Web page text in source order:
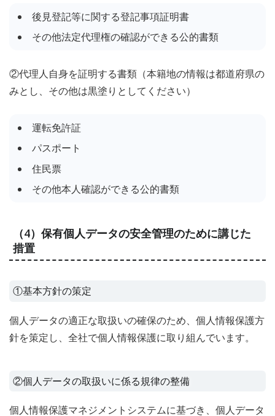
後見登記等に関する登記事項証明書
その他法定代理権の確認ができる公的書類
②代理人自身を証明する書類 （本籍地の情報は都道府県の
みとし、その他は黒塗りとしてください）
運転免許証
パスポート
住民票
その他本人確認ができる公的書類
（4）保有個人データの安全管理のために講じた
措置
①基本方針の策定
個人データの適正な取扱いの確保のため、個人情報保護方
針を策定し、全社で個人情報保護に取り組んでいます。
②個人データの取扱いに係る規律の整備
個人情報保護マネジメントシステムに基づき、個人データ